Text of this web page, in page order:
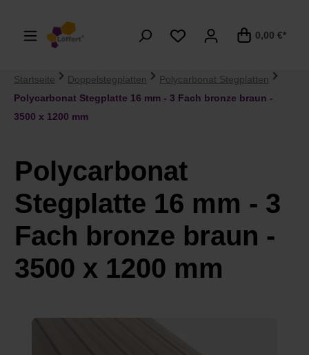
0,00 €*
Startseite Doppelstegplatten
Polycarbonat Stegplatten
Polycarbonat Stegplatte 16 mm - 3 Fach bronze braun -
3500 x 1200 mm
Polycarbonat
Stegplatte 16 mm - 3
Fach bronze braun -
3500 x 1200 mm